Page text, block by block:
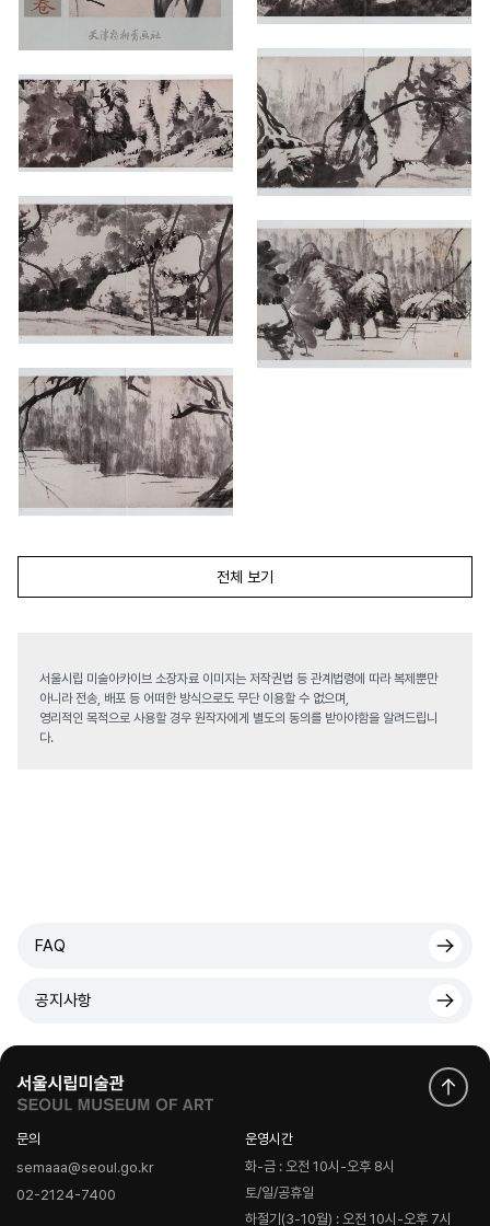
전체 보기
서울시립 미술아카이브 소장자료 이미지는 저작권법 등 관계법령에 따라 복제뿐만
아니라 전송, 배포 등 어떠한 방식으로도 무단 이용할 수 없으며,
영리적인 목적으로 사용할 경우 원작자에게 별도의 동의를 받아야함을 알려드립니
다.
FAQ
공지사항
문의
semaaa@seoul.go.kr
02-2124-7400
운영시간
화-금 : 오전 10시-오후 8시
토/일/공휴일
하절기(3-10월) : 오전 10시-오후 7시